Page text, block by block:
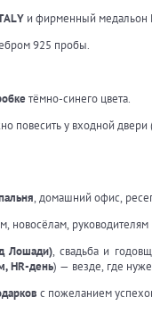
и фирменный медальон
925 пробы.
тёмно-синего цвета.
у входной
, домашний офис,
новосёлам,
Лошади), свадьба и
HR-день) — везде, где
с пожеланием